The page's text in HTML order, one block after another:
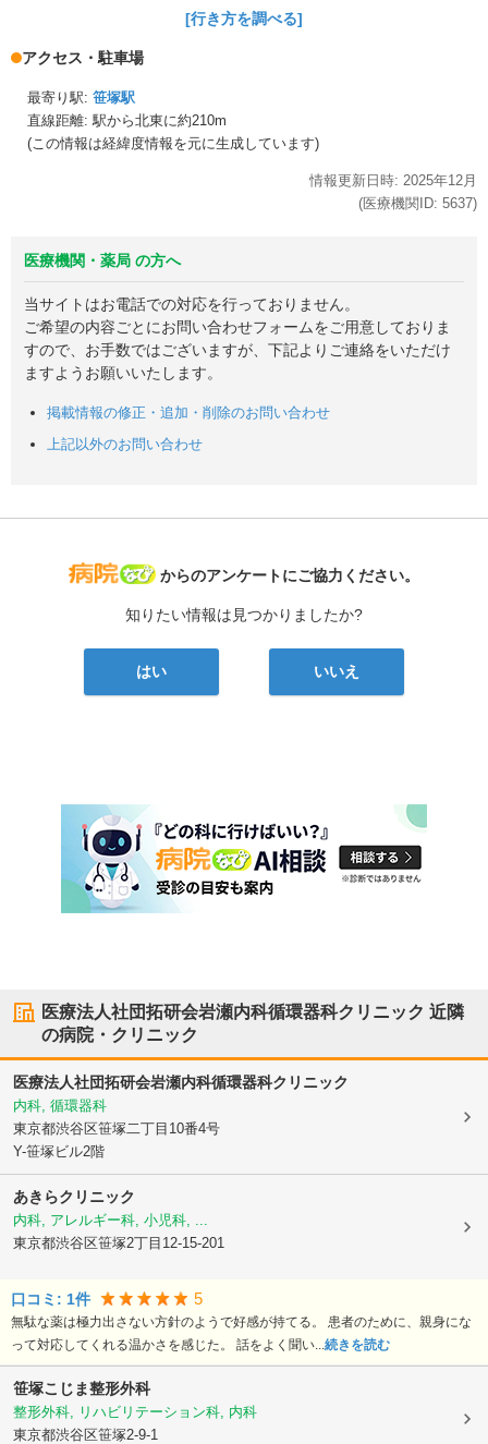
[行き方を調べる]
アクセス・駐車場
最寄り駅: 笹塚駅
直線距離: 駅から北東に約210m
(この情報は経緯度情報を元に生成しています)
情報更新日時: 2025年12月
(医療機関ID: 5637)
医療機関・薬局 の方へ
当サイトはお電話での対応を行っておりません。
ご希望の内容ごとにお問い合わせフォームをご用意しておりま
すので、お手数ではございますが、下記よりご連絡をいただけ
ますようお願いいたします。
掲載情報の修正・追加・削除のお問い合わせ
上記以外のお問い合わせ
病院なび
からのアンケートにご協力ください。
知りたい情報は見つかりましたか?
はい いいえ
医療法人社団拓研会岩瀬内科循環器科クリニック 近隣
の病院・クリニック
医療法人社団拓研会岩瀬内科循環器科クリニック
内科, 循環器科
東京都渋谷区笹塚二丁目10番4号
Y-笹塚ビル2階
あきらクリニック
内科, アレルギー科, 小児科, ...
東京都渋谷区笹塚2丁目12-15-201
口コミ: 1件 5
無駄な薬は極力出さない方針のようで好感が持てる。 患者のために、親身にな
って対応してくれる温かさを感じた。 話をよく聞い... 続きを読む
笹塚こじま整形外科
整形外科, リハビリテーション科, 内科
東京都渋谷区笹塚2-9-1